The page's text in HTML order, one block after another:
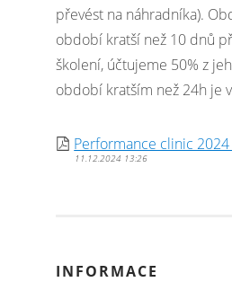
převést na náhradníka).
období kratší než 10 dnů
školení, účtujeme 50% z
období kratším než 24h je
Performance clinic
11.12.2024 13:26
INFORMACE